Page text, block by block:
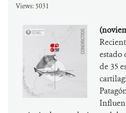
Views: 5031
estado
de 35